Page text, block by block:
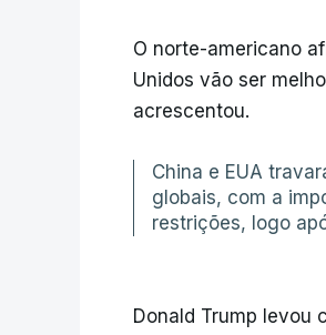
O norte-americano
Unidos vão ser
acrescentou.
China e EUA
globais, com a
restrições, logo
Donald Trump levou